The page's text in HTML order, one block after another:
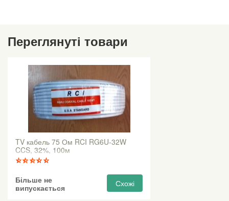
Переглянуті товари
TV кабель 75 Ом RCI RG6U-32W
CCS, 32%, 100м
Більше не
випускається
Схожі